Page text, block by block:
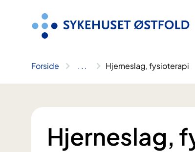
Forside .. . Hjerneslag, fysioterapi
Hjerneslag,